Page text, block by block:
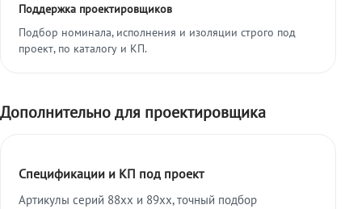
Поддержка проектировщиков
Подбор номинала, исполнения и изоляции строго под
проект, по каталогу и КП.
Дополнительно для проектировщика
Спецификации и КП под проект
Артикулы серий 88xx и 89xx, точный подбор